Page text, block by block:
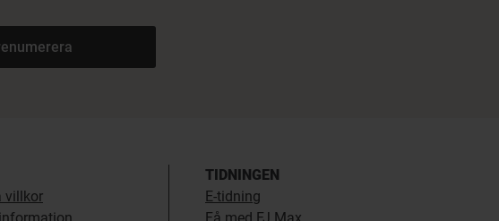
villkor
TIDNINGEN
E-tidning